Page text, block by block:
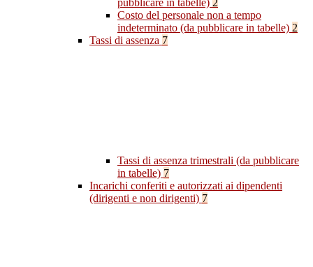
pubblicare in tabelle) 2
Costo del personale non a tempo
indeterminato (da pubblicare in tabelle) 2
Tassi di assenza 7
Tassi di assenza trimestrali (da pubblicare
in tabelle) 7
Incarichi conferiti e autorizzati ai dipendenti
(dirigenti e non dirigenti) 7